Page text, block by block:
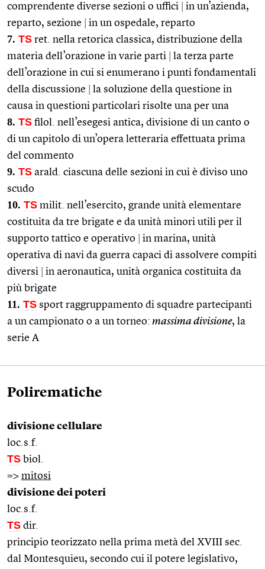
comprendente diverse sezioni o uffici
in un’azienda,
reparto, sezione
in un ospedale, reparto
7. TS ret. nella retorica classica, distribuzione della
materia dell’orazione in varie parti
la terza parte
dell’orazione in cui si enumerano i punti fondamentali
della discussione
la soluzione della questione in
causa in questioni particolari risolte una per una
8. TS filol. nell’esegesi antica, divisione di un canto o
di un capitolo di un’opera letteraria effettuata prima
del commento
9. TS arald. ciascuna delle sezioni in cui è diviso uno
scudo
10. TS milit. nell’esercito, grande unità elementare
costituita da tre brigate e da unità minori utili per il
supporto tattico e operativo
in marina, unità
operativa di navi da guerra capaci di assolvere compiti
diversi
in aeronautica, unità organica costituita da
più brigate
11. TS sport raggruppamento di squadre partecipanti
a un campionato o a un torneo: massima divisione, la
serie A
Polirematiche
divisione cellulare
loc.s.f.
TS biol.
=> mitosi
divisione dei poteri
loc.s.f.
TS dir.
principio teorizzato nella prima metà del XVIII sec.
dal Montesquieu, secondo cui il potere legislativo,